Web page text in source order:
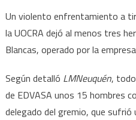
Un violento enfrentamiento a
la UOCRA dejó al menos tres
Blancas, operado por la
Según detalló LMNeuquén,
de EDVASA unos 15 hombres
delegado del gremio, que sufrió